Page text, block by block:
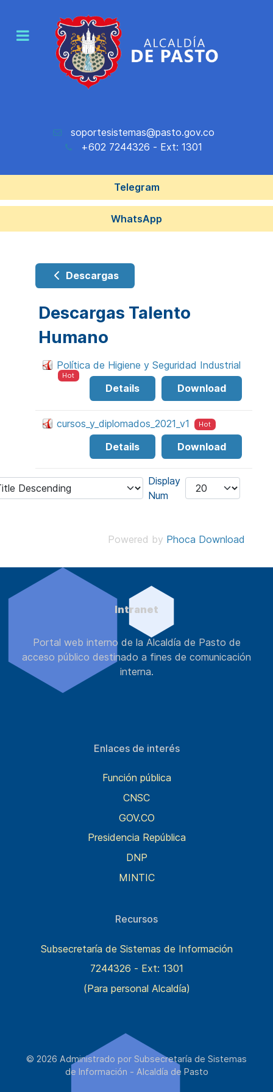
soportesistemas@pasto.gov.co
+602 7244326 - Ext: 1301
Telegram
WhatsApp
Descargas
Descargas Talento
Humano
Política de Higiene y Seguridad Industrial
Hot
Download
Details
cursos_y_diplomados_2021_v1 Hot
Download
Details
Display
Num
Powered by Phoca Download
Intranet
Portal web interno de la Alcaldía de Pasto de
acceso público destinado a fines de comunicación
interna.
Enlaces de interés
Función pública
CNSC
GOV.CO
Presidencia República
DNP
MINTIC
Recursos
Subsecretaría de Sistemas de Información
7244326 - Ext: 1301
(Para personal Alcaldía)
© 2026 Administrado por Subsecretaría de Sistemas
de Información - Alcaldía de Pasto